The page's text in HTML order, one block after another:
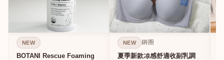
NEW
BOTANI Rescue Foaming
NEW 鋼圈
夏季新款凉感舒適收副乳調